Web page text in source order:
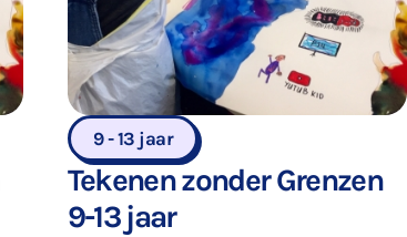
9 - 13 jaar
Tekenen zonder Grenzen
9-13 jaar